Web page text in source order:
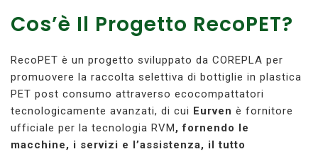
Cos’è Il Progetto RecoPET?
RecoPET è un progetto sviluppato da COREPLA per
promuovere la raccolta selettiva di bottiglie in plastica
PET post consumo attraverso ecocompattatori
tecnologicamente avanzati, di cui Eurven è fornitore
ufficiale per la tecnologia RVM, fornendo le
macchine, i servizi e l’assistenza, il tutto